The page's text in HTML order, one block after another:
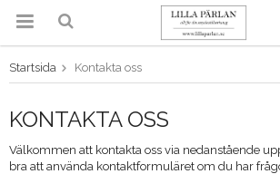
Produkten har blivit tillagd i
varukorgen
Startsida Kontakta oss
KONTAKTA OSS
Välkommen att kontakta oss via nedanstående
bra att använda kontaktformuläret om du har